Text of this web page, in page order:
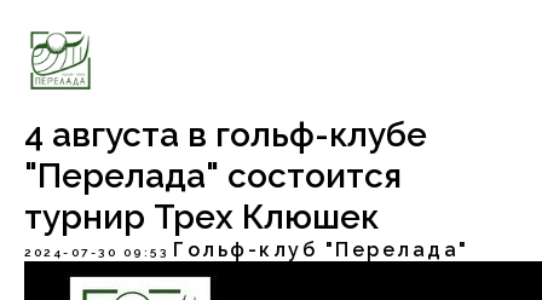
4 августа в гольф-клубе
"Перелада" состоится
турнир Трех Клюшек
2024-07-30 09:53 Гольф-клуб "Перелада"